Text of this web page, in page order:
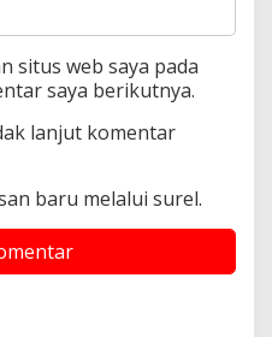
situs web saya pada
saya berikutnya.
lanjut komentar
baru melalui surel.